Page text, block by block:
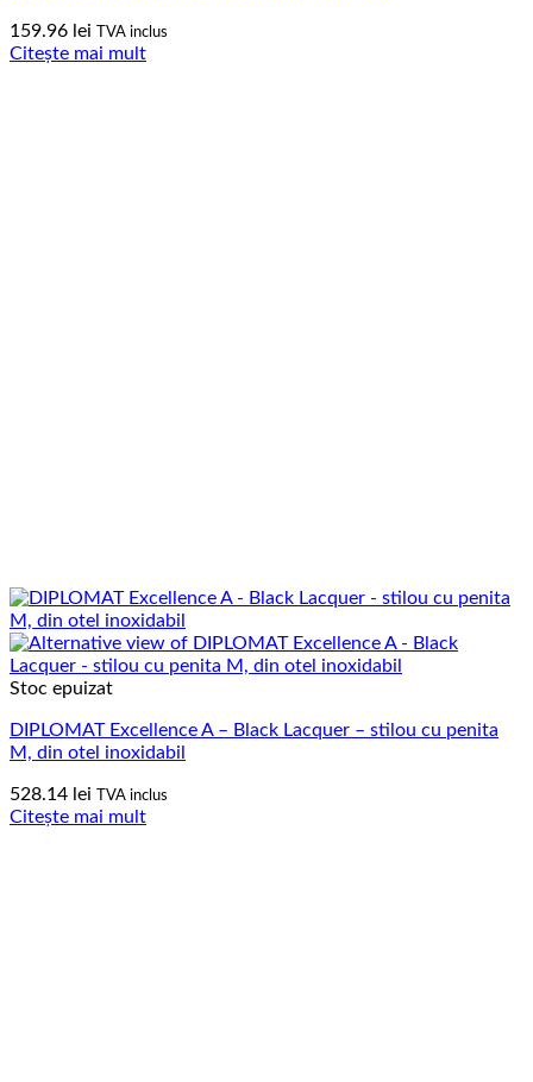
159.96 lei TVA inclus
Citește mai mult
Stoc epuizat
DIPLOMAT Excellence A – Black Lacquer – stilou cu penita
M, din otel inoxidabil
528.14 lei TVA inclus
Citește mai mult